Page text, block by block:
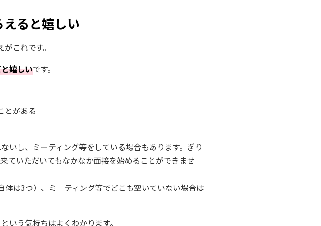
ると嬉しい
これです。
嬉しいです。
とがある
いし、ミーティング等をしている場合もあります。ぎり
ていただいてもなかなか面接を始めることができませ
は3つ）、ミーティング等でどこも空いていない場合は
いう気持ちはよくわかります。